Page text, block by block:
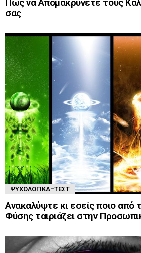
σας
ΨΥΧΟΛΟΓΙΚΆ-ΤΈΣΤ
Ανακαλύψτε κι εσείς ποιο από
Φύσης ταιριάζει στην